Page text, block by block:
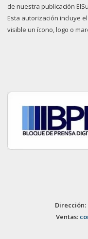
de nuestra publicación
Esta autorización incluye
visible un ícono, logo o
Dirección:
Ventas: